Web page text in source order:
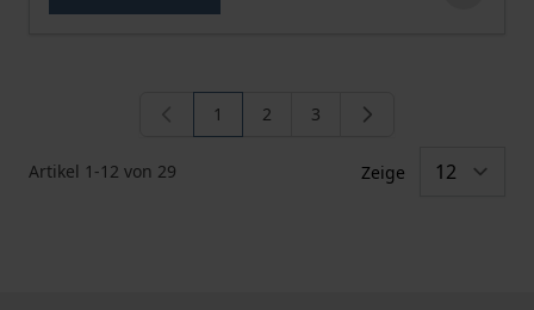
Artikel 1 -12 von 29
Sie lesen gerade die Seite
1 Seite
2 Seite
3
Zeige